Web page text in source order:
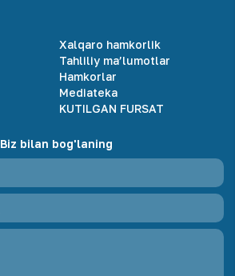
Xalqaro hamkorlik
Tahliliy ma’lumotlar
Hamkorlar
Mediateka
KUTILGAN FURSAT
Biz bilan bog'laning